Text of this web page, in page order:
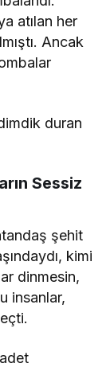
atılan her
Ancak
duran
Sessiz
şehit
kimi
dinmesin,
insanlar,